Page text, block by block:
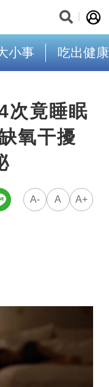
小事 吃出健康
次竟睡眠
氧干擾
A- A A+